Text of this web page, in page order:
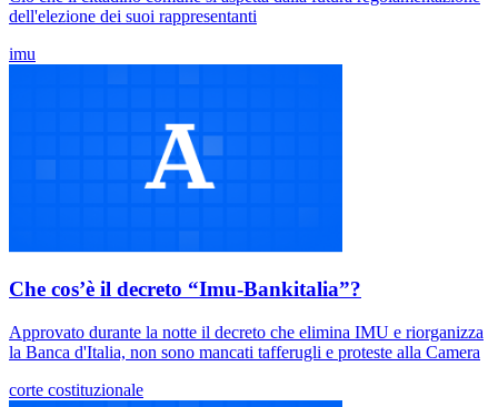
dell'elezione dei suoi rappresentanti
imu
Che cos’è il decreto “Imu-Bankitalia”?
Approvato durante la notte il decreto che elimina IMU e riorganizza
la Banca d'Italia, non sono mancati tafferugli e proteste alla Camera
corte costituzionale